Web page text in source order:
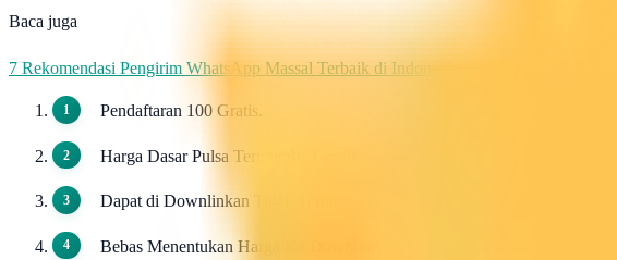
Baca juga
7 Rekomendasi Pengirim WhatsApp Massal Terbaik di Indonesia
Pendaftaran 100 Gratis.
Harga Dasar Pulsa Termurah / Grosir.
Dapat di Downlinkan Tidak Terbatas.
Bebas Menentukan Harga Ke Downline.